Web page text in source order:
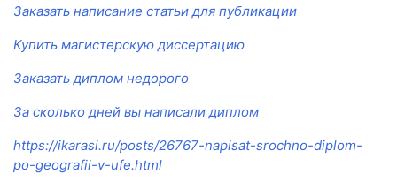
Заказать написание статьи для публикации
Купить магистерскую диссертацию
Заказать диплом недорого
За сколько дней вы написали диплом
https://ikarasi.ru/posts/26767-napisat-srochno-diplom-
po-geografii-v-ufe.html